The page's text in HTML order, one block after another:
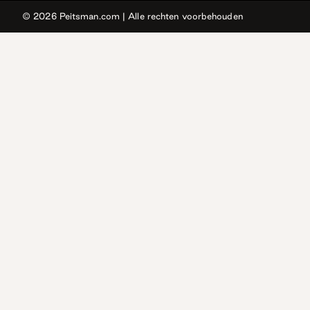
2024
© 2026 Peitsman.com | Alle rechten voorbehouden